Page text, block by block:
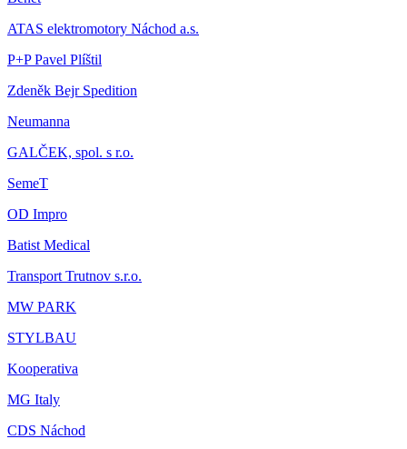
ATAS elektromotory Náchod a.s.
P+P Pavel Plíštil
Zdeněk Bejr Spedition
Neumanna
GALČEK, spol. s r.o.
SemeT
OD Impro
Batist Medical
Transport Trutnov s.r.o.
MW PARK
STYLBAU
Kooperativa
MG Italy
CDS Náchod